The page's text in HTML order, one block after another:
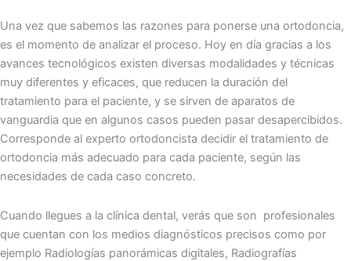
Una vez que sabemos las razones para ponerse una ortodoncia,
es el momento de analizar el proceso. Hoy en día gracias a los
avances tecnológicos existen diversas modalidades y técnicas
muy diferentes y eficaces, que reducen la duración del
tratamiento para el paciente, y se sirven de aparatos de
vanguardia que en algunos casos pueden pasar desapercibidos.
Corresponde al experto ortodoncista decidir el tratamiento de
ortodoncia más adecuado para cada paciente, según las
necesidades de cada caso concreto.
Cuando llegues a la clínica dental, verás que son profesionales
que cuentan con los medios diagnósticos precisos como por
ejemplo Radiologías panorámicas digitales, Radiografías